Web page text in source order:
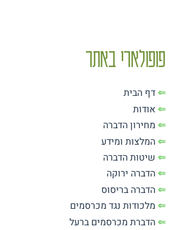
פופולארי באתר
⇐דף הבית
⇐אודות
⇐ מחירון הדברה
⇐המלצות ומידע
⇐ שיטות הדברה
⇐הדברה ירוקה
⇐הדברה בריסוס
⇐ מלכודות נגד מכרסמים
⇐הדברת מכרסמים ברעל